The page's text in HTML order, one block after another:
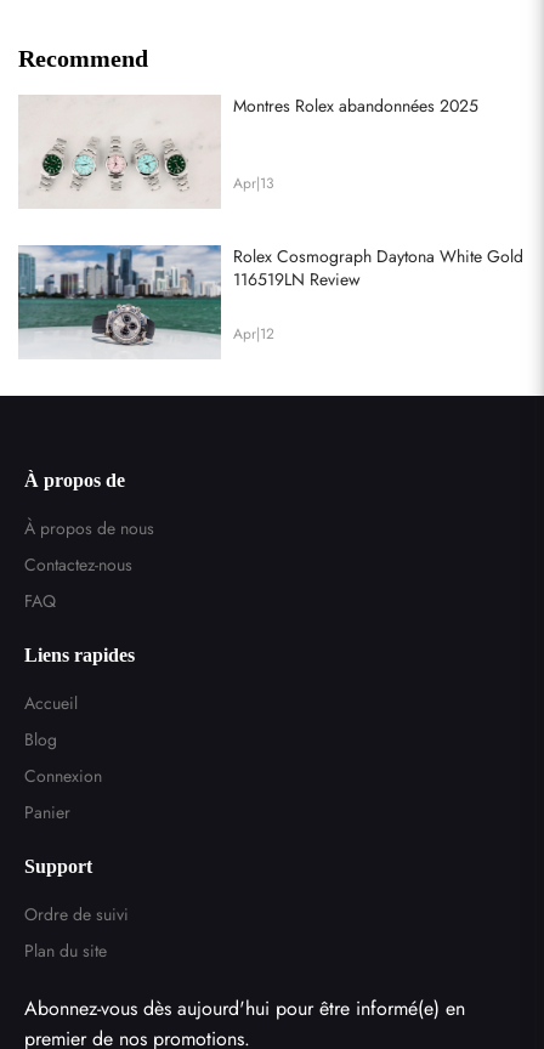
Recommend
Montres Rolex abandonnées 2025
Apr|13
Rolex Cosmograph Daytona White Gold
116519LN Review
Apr|12
À propos de
À propos de nous
Contactez-nous
FAQ
Liens rapides
Accueil
Blog
Connexion
Panier
Support
Ordre de suivi
Plan du site
Abonnez-vous dès aujourd'hui pour être informé(e) en
premier de nos promotions.